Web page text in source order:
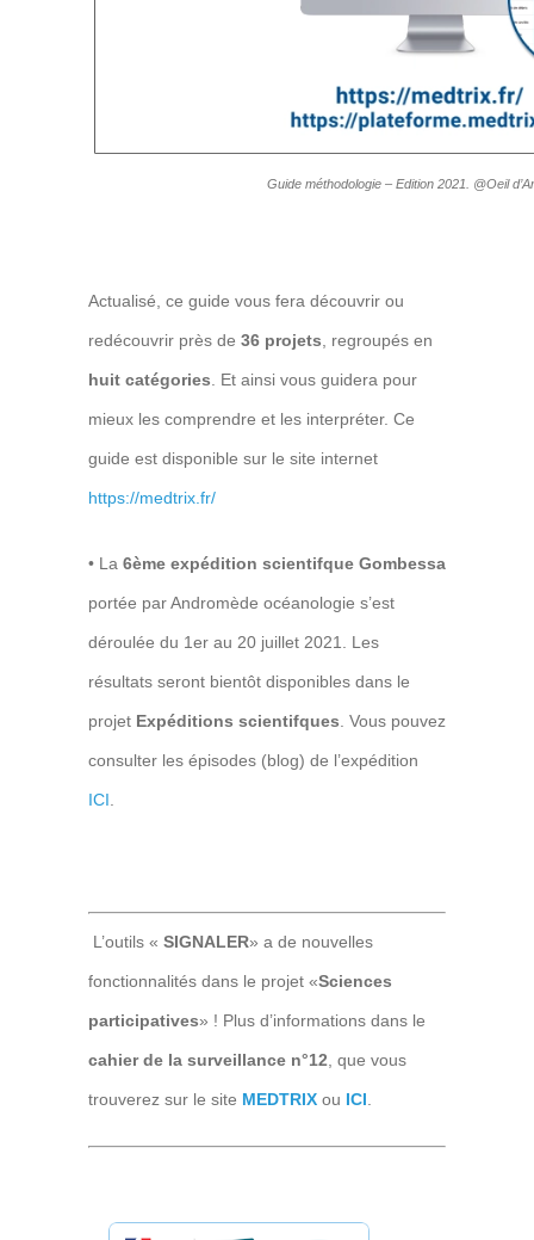
Guide méthodologie – Edition 2021. @Oeil
Actualisé, ce guide vous fera découvrir ou
redécouvrir près de 36 projets , regroupés en
huit catégories . Et ainsi vous guidera pour
mieux les comprendre et les interpréter. Ce
guide est disponible sur le site internet
https://medtrix.fr/
• La 6ème expédition scientifque Gombessa
portée par Andromède océanologie s’est
déroulée du 1er au 20 juillet 2021. Les
résultats seront bientôt disponibles dans le
projet Expéditions scientifques . Vous pouvez
consulter les épisodes (blog) de l’expédition
ICI
L ’outils « SIGNALER» a de nouvelles
fonctionnalités dans le projet «Sciences
participatives» ! Plus d’informations dans le
cahier de la surveillance n°12 , que vous
trouverez sur le site MEDTRIX ou ICI